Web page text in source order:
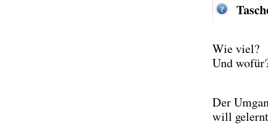
Wie viel?
Und
Der
will